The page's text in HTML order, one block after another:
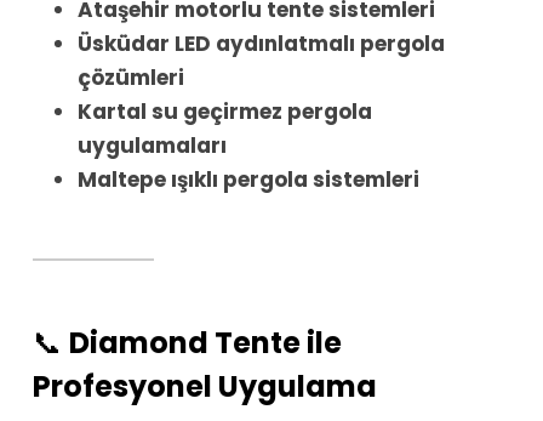
Ataşehir motorlu tente sistemleri
Üsküdar LED aydınlatmalı pergola
çözümleri
Kartal su geçirmez pergola
uygulamaları
Maltepe ışıklı pergola sistemleri
📞 Diamond Tente ile
Profesyonel Uygulama